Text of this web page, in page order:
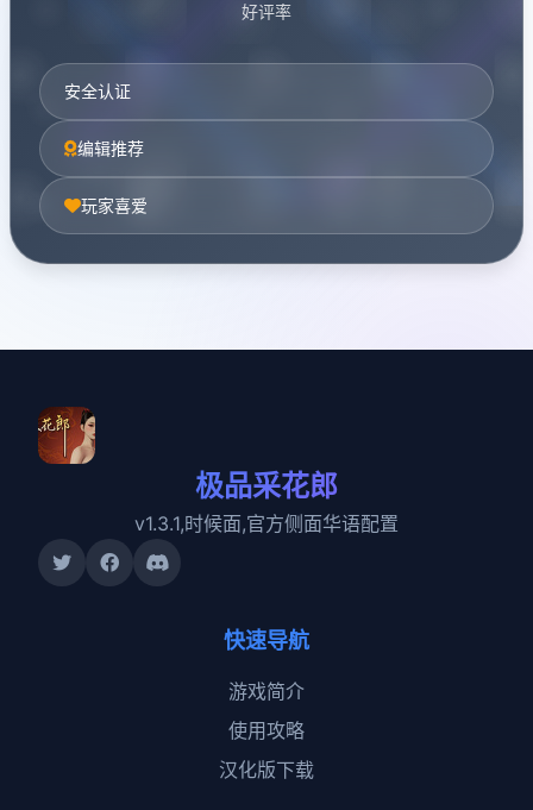
好评率
安全认证
编辑推荐
玩家喜爱
极品采花郎
v1.3.1,时候面,官方侧面华语配置
快速导航
游戏简介
使用攻略
汉化版下载